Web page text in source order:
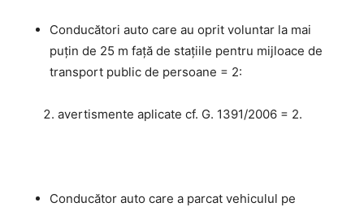
Conducători auto care au oprit voluntar la mai
puţin de 25 m faţă de staţiile pentru mijloace de
transport public de persoane = 2:
avertismente aplicate cf. G. 1391/2006 = 2.
Conducător auto care a parcat vehiculul pe